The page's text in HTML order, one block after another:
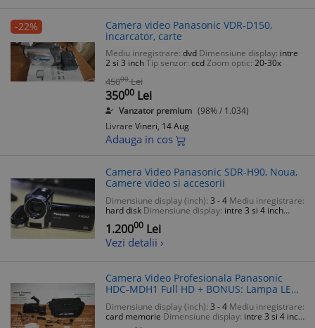
-22%
Camera video Panasonic VDR-D150,
incarcator, carte
Mediu inregistrare: dvd Dimensiune display: intre
2 si 3 inchTip senzor: ccdZoom optic: 20-30x
45000 Lei
35000 Lei
Vanzator premium (98% / 1.034)
Livrare Vineri, 14 Aug
Adauga in cos
Camera Video Panasonic SDR-H90, Noua,
Camere video si accesorii
Dimensiune display (inch): 3 - 4 Mediu inregistrare:
hard disk Dimensiune display: intre 3 si 4 inch
Rezolutie senzor:
1.20000 Lei
Vezi detalii ›
Camera Video Profesionala Panasonic
HDC-MDH1 Full HD + BONUS: Lampa LED,
Card 4GB, Geanta, Cablu HDMI
Dimensiune display (inch): 3 - 4 Mediu inregistrare:
card memorie Dimensiune display: intre 3 si 4 inch